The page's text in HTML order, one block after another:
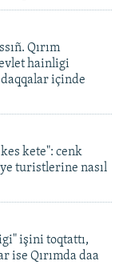
Qırım
hainligi
içinde
kete": cenk
turistlerine nasıl
işini toqtattı,
ise Qırımda daa